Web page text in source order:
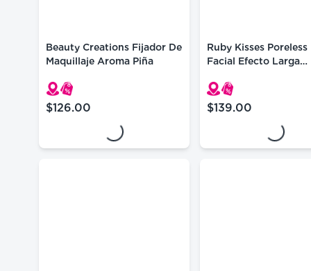
Beauty Creations Fijador De
Maquillaje Aroma Piña
$126.00
precio actual $126.00
Loading...
Ruby Kisses Poreless
Facial Efecto Larga
$139.00
precio actual
Loading...